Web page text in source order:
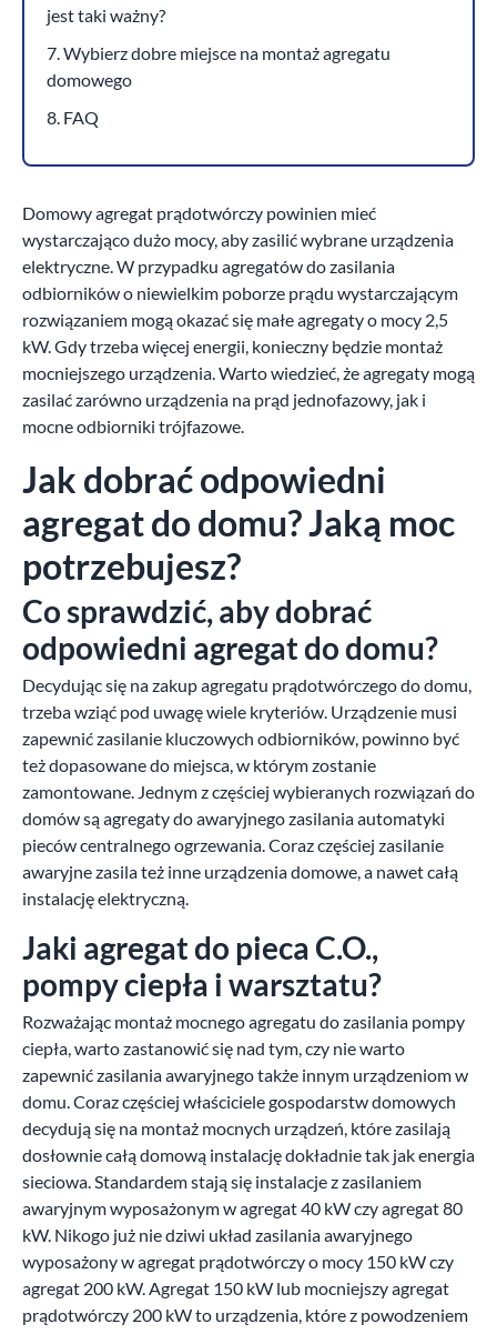
jest taki ważny?
7. Wybierz dobre miejsce na montaż agregatu
domowego
8. FAQ
Domowy agregat prądotwórczy powinien mieć
wystarczająco dużo mocy, aby zasilić wybrane urządzenia
elektryczne. W przypadku agregatów do zasilania
odbiorników o niewielkim poborze prądu wystarczającym
rozwiązaniem mogą okazać się małe agregaty o mocy 2,5
kW. Gdy trzeba więcej energii, konieczny będzie montaż
mocniejszego urządzenia. Warto wiedzieć, że agregaty mogą
zasilać zarówno urządzenia na prąd jednofazowy, jak i
mocne odbiorniki trójfazowe.
Jak dobrać odpowiedni
agregat do domu? Jaką moc
potrzebujesz?
Co sprawdzić, aby dobrać
odpowiedni agregat do domu?
Decydując się na zakup agregatu prądotwórczego do domu,
trzeba wziąć pod uwagę wiele kryteriów. Urządzenie musi
zapewnić zasilanie kluczowych odbiorników, powinno być
też dopasowane do miejsca, w którym zostanie
zamontowane. Jednym z częściej wybieranych rozwiązań do
domów są agregaty do awaryjnego zasilania automatyki
pieców centralnego ogrzewania. Coraz częściej zasilanie
awaryjne zasila też inne urządzenia domowe, a nawet całą
instalację elektryczną.
Jaki agregat do pieca C.O.,
pompy ciepła i warsztatu?
Rozważając montaż mocnego agregatu do zasilania pompy
ciepła, warto zastanowić się nad tym, czy nie warto
zapewnić zasilania awaryjnego także innym urządzeniom w
domu. Coraz częściej właściciele gospodarstw domowych
decydują się na montaż mocnych urządzeń, które zasilają
dosłownie całą domową instalację dokładnie tak jak energia
sieciowa. Standardem stają się instalacje z zasilaniem
awaryjnym wyposażonym w agregat 40 kW czy agregat 80
kW. Nikogo już nie dziwi układ zasilania awaryjnego
wyposażony w agregat prądotwórczy o mocy 150 kW czy
agregat 200 kW. Agregat 150 kW lub mocniejszy agregat
prądotwórczy 200 kW to urządzenia, które z powodzeniem